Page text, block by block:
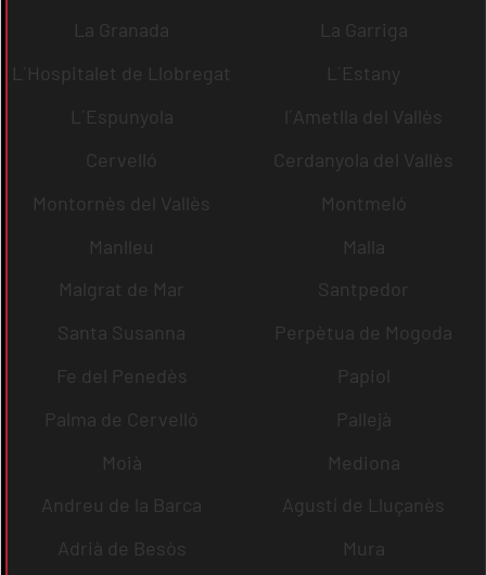
La Granada
La Garriga
L´Hospitalet de Llobregat
L´Estany
L´Espunyola
l´Ametlla del Vallès
Cervelló
Cerdanyola del Vallès
Montornès del Vallès
Montmeló
Manlleu
Malla
Malgrat de Mar
Santpedor
Santa Susanna
Perpètua de Mogoda
Fe del Penedès
Papiol
Palma de Cervelló
Pallejà
Moià
Mediona
Andreu de la Barca
Agustí de Lluçanès
Adrià de Besòs
Mura